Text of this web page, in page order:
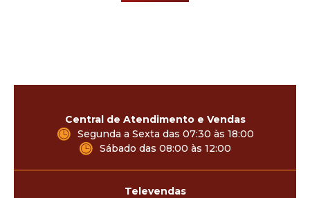
Central de Atendimento e Vendas
Segunda a Sexta das 07:30 às 18:00
Sábado das 08:00 às 12:00
Televendas